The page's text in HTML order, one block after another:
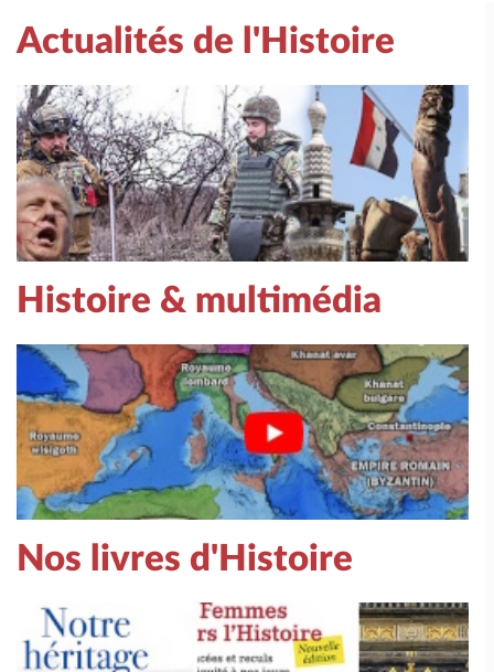
Actualités de l'Histoire
Histoire & multimédia
Nos livres d'Histoire